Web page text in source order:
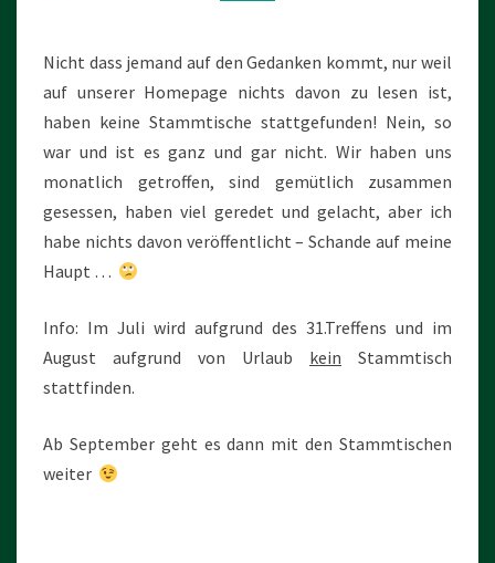
Nicht dass jemand auf den Gedanken kommt, nur weil
auf unserer Homepage nichts davon zu lesen ist,
haben keine Stammtische stattgefunden! Nein, so
war und ist es ganz und gar nicht. Wir haben uns
monatlich getroffen, sind gemütlich zusammen
gesessen, haben viel geredet und gelacht, aber ich
habe nichts davon veröffentlicht – Schande auf meine
Haupt …
Info: Im Juli wird aufgrund des 31.Treffens und im
August aufgrund von Urlaub kein Stammtisch
stattfinden.
Ab September geht es dann mit den Stammtischen
weiter